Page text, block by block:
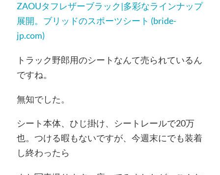
ZAOUタフレザーブラック|多彩なラインナップ
展開。ブリッドのスポーツシート (bride-
jp.com)
トラック野郎用のシートなんて売られているん
ですね。
無知でした。
シート本体、ひじ掛け、シートレールで20万
也。つける暇もないですが、今週末にでも装着
し終わったら